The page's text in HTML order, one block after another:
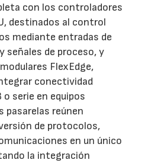
con los controladores
destinados al control
mediante entradas de
señales de proceso, y
FlexEdge,
conectividad
o serie en equipos
pasarelas reúnen
de protocolos,
en un único
la integración